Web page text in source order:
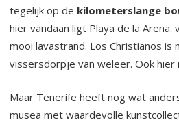
tegelijk op de kilometerslange
hier vandaan ligt Playa de la
mooi lavastrand. Los Christianos is
vissersdorpje van weleer. Ook hier
Maar Tenerife heeft nog wat
musea met waardevolle